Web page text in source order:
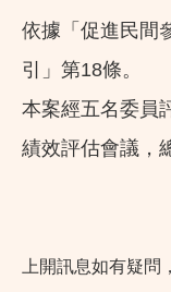
依據「促進民間
引」第18條。
本案經五名委員
績效評估會議，
上開訊息如有疑問